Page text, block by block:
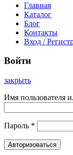
Главная
Каталог
Блог
Контакты
Вход /
Войти
закрыть
Имя пользователя
Пароль *
Авторизоваться